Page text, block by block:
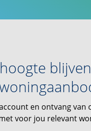
en ontvang van
voor jou relevant